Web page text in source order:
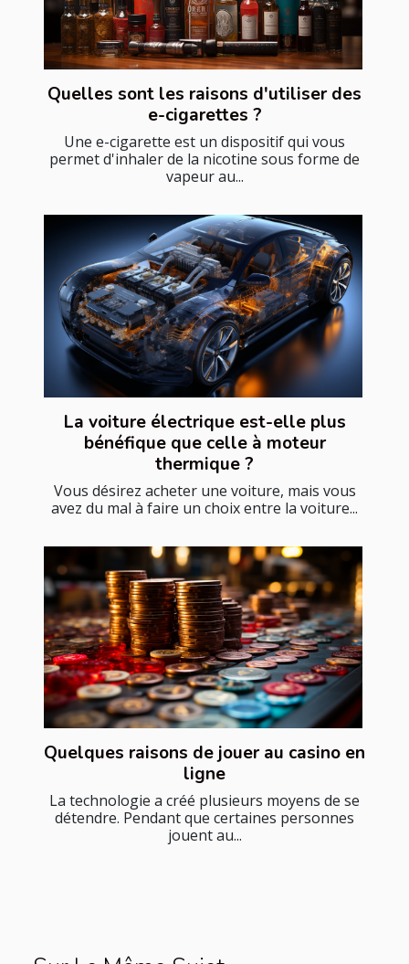
Quelles sont les raisons d'utiliser des
e-cigarettes ?
Une e-cigarette est un dispositif qui vous
permet d'inhaler de la nicotine sous forme de
vapeur au...
La voiture électrique est-elle plus
bénéfique que celle à moteur
thermique ?
Vous désirez acheter une voiture, mais vous
avez du mal à faire un choix entre la voiture...
Quelques raisons de jouer au casino en
ligne
La technologie a créé plusieurs moyens de se
détendre. Pendant que certaines personnes
jouent au...